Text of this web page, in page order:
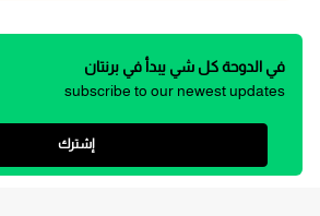
في الدوحة كل شي يبدأ في برنتان
subscribe to our newest updates
إشترك